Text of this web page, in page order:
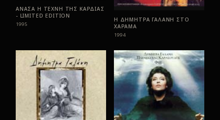
ΑΝΑΣΑ Η ΤΕΧΝΗ ΤΗΣ ΚΑΡΔΙΑΣ
- LIMITED EDITION
1995
Η ΔΗΜΗΤΡΑ ΓΑΛΑΝΗ ΣΤΟ
ΧΑΡΑΜΑ
1994